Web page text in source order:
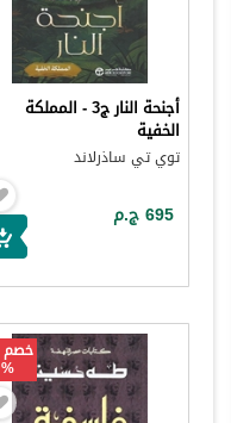
أجنحة النار ج3 - المملكة
الخفية
توي تي ساذرلاند
695 ج.م
%